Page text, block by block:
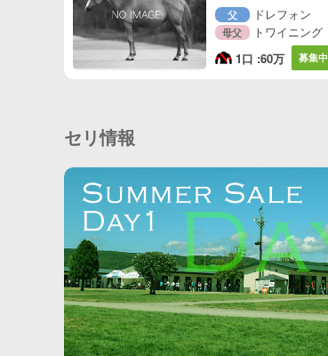
父 ドレフォン
母父 トワイニング
1口 :60万 募集中
セリ情報